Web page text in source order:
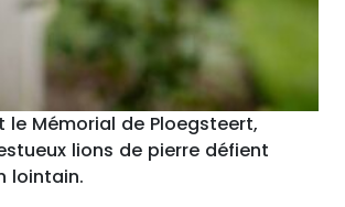
le Mémorial de Ploegsteert,
lions de pierre défient
lointain.